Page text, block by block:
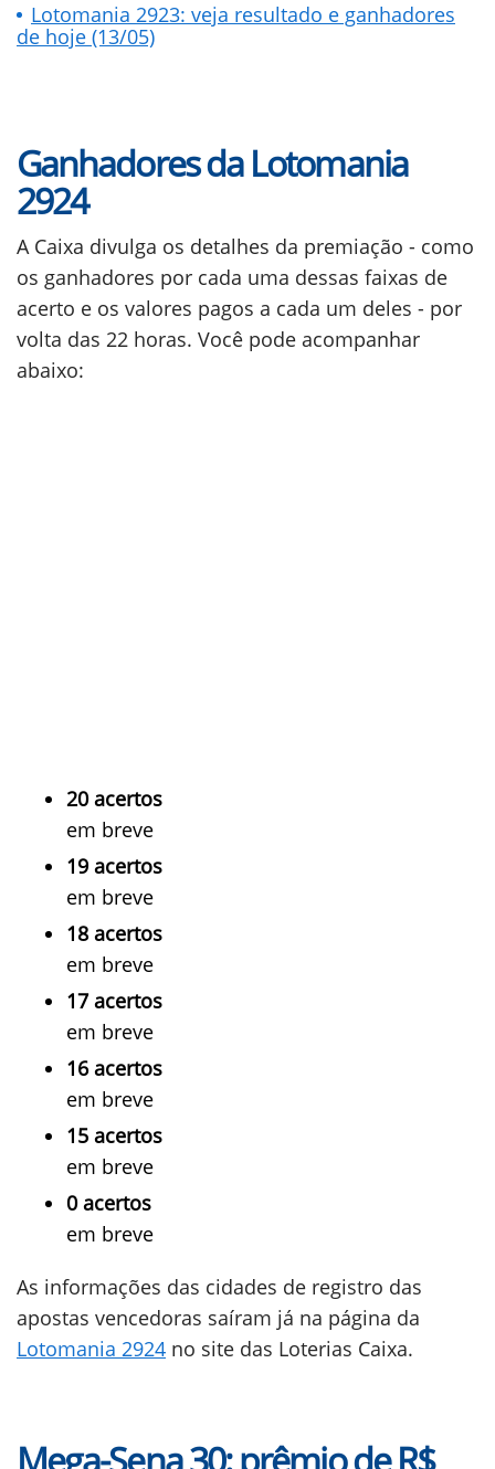
Lotomania 2923: veja resultado e ganhadores
de hoje (13/05)
Ganhadores da Lotomania
2924
A Caixa divulga os detalhes da premiação - como
os ganhadores por cada uma dessas faixas de
acerto e os valores pagos a cada um deles - por
volta das 22 horas. Você pode acompanhar
abaixo:
20 acertos
em breve
19 acertos
em breve
18 acertos
em breve
17 acertos
em breve
16 acertos
em breve
15 acertos
em breve
0 acertos
em breve
As informações das cidades de registro das
apostas vencedoras saíram já na página da
Lotomania 2924 no site das Loterias Caixa.